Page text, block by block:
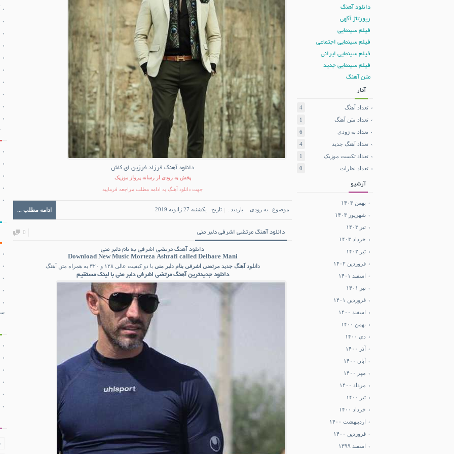
دانلود آهنگ فرزاد فرزین ای کاش
پخش به زودی از رسانه پرواز موزیک
جهت دانلود آهنگ به ادامه مطلب مراجعه فرمایید
موضوع : به زودی بازدید : تاریخ : یکشنبه 27 ژانویه 2019 ادامه مطلب ...
دانلود آهنگ مرتضی اشرفی دلبر منی 0
دانلود آهنگ مرتضی اشرفی به نام دلبر منی
Download New Music Morteza Ashraficalled Delbare Mani
دانلود آهنگ جدید مرتضی اشرفی بنام دلبر منی با دو کیفیت عالی ۱۲۸ و ۳۲۰ به همراه متن آهنگ
دانلود جدیدترین آهنگ مرتضی اشرفی دلبر منی با لینک مستقیم
دانلود آهنگ
رپورتاژ آگهی
فیلم سینمایی
فیلم سینمایی اجتماعی
فیلم سینمایی ایرانی
فیلم سینمایی جدید
متن آهنگ
آمار
تعداد آهنگ
4
تعداد متن آهنگ
1
تعداد به زودی
6
تعداد آهنگ جدید
4
تعداد تکست موزیک
1
تعداد نظرات
0
آرشیو
بهمن ۱۴۰۳
شهریور ۱۴۰۳
تیر ۱۴۰۳
خرداد ۱۴۰۳
تیر ۱۴۰۲
فروردین ۱۴۰۲
اسفند ۱۴۰۱
تیر ۱۴۰۱
فروردین ۱۴۰۱
اسفند ۱۴۰۰
بهمن ۱۴۰۰
دی ۱۴۰۰
آذر ۱۴۰۰
آبان ۱۴۰۰
مهر ۱۴۰۰
مرداد ۱۴۰۰
تیر ۱۴۰۰
خرداد ۱۴۰۰
اردیبهشت ۱۴۰۰
فروردین ۱۴۰۰
اسفند ۱۳۹۹